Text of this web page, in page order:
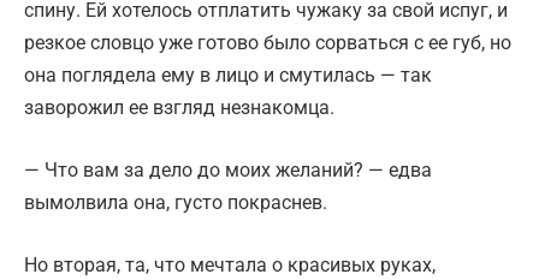
спину. Ей хотелось отплатить чужаку за свой испуг, и
резкое словцо уже готово было сорваться с ее губ, но
она поглядела ему в лицо и смутилась — так
заворожил ее взгляд незнакомца.
— Что вам за дело до моих желаний? — едва
вымолвила она, густо покраснев.
Но вторая, та, что мечтала о красивых руках,